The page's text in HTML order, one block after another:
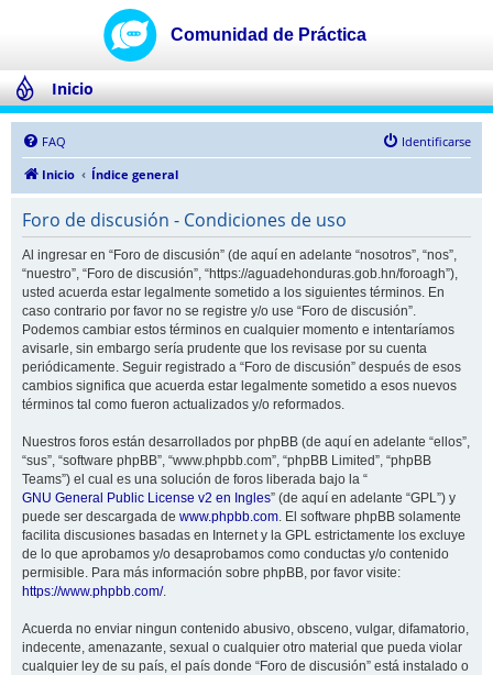
Inicio
FAQ
Identificarse
Inicio
Índice general
Foro de discusión - Condiciones de uso
Al ingresar en “Foro de discusión” (de aquí en adelante “nosotros”, “nos”,
“nuestro”, “Foro de discusión”, “https://aguadehonduras.gob.hn/foroagh”),
usted acuerda estar legalmente sometido a los siguientes términos. En
caso contrario por favor no se registre y/o use “Foro de discusión”.
Podemos cambiar estos términos en cualquier momento e intentaríamos
avisarle, sin embargo sería prudente que los revisase por su cuenta
periódicamente. Seguir registrado a “Foro de discusión” después de esos
cambios significa que acuerda estar legalmente sometido a esos nuevos
términos tal como fueron actualizados y/o reformados.
Nuestros foros están desarrollados por phpBB (de aquí en adelante “ellos”,
“sus”, “software phpBB”, “www.phpbb.com”, “phpBB Limited”, “phpBB
Teams”) el cual es una solución de foros liberada bajo la “
GNU General Public License v2 en Ingles” (de aquí en adelante “GPL”) y
puede ser descargada de www.phpbb.com. El software phpBB solamente
facilita discusiones basadas en Internet y la GPL estrictamente los excluye
de lo que aprobamos y/o desaprobamos como conductas y/o contenido
permisible. Para más información sobre phpBB, por favor visite:
https://www.phpbb.com/.
Acuerda no enviar ningun contenido abusivo, obsceno, vulgar, difamatorio,
indecente, amenazante, sexual o cualquier otro material que pueda violar
cualquier ley de su país, el país donde “Foro de discusión” está instalado o